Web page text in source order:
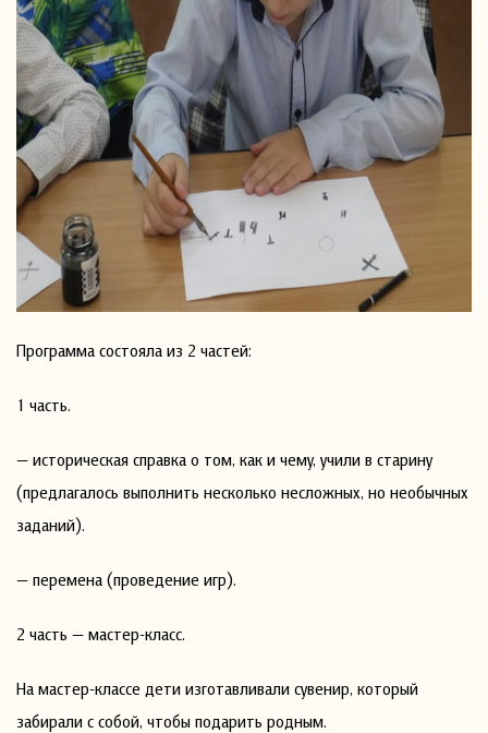
Программа состояла из 2 частей:
1 часть.
— историческая справка о том, как и чему, учили в старину
(предлагалось выполнить несколько несложных, но необычных
заданий).
— перемена (проведение игр).
2 часть — мастер-класс.
На мастер-классе дети изготавливали сувенир, который
забирали с собой, чтобы подарить родным.